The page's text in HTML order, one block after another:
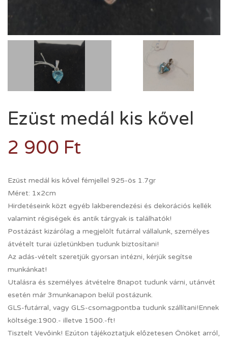
Ezüst medál kis kővel
2 900 Ft
Ezüst medál kis kővel fémjellel 925-ös 1.7gr
Méret: 1x2cm
Hirdetéseink közt egyéb lakberendezési és dekorációs kellék
valamint régiségek és antik tárgyak is találhatók!
Postázást kizárólag a megjelölt futárral vállalunk, személyes
átvételt turai üzletünkben tudunk biztosítani!
Az adás-vételt szeretjük gyorsan intézni, kérjük segítse
munkánkat!
Utalásra és személyes átvételre 8napot tudunk várni, utánvét
esetén már 3munkanapon belül postázunk.
GLS-futárral, vagy GLS-csomagpontba tudunk szállítani!Ennek
költsége:1900.- illetve 1500.-ft!
Tisztelt Vevőink! Ezúton tájékoztatjuk előzetesen Önöket arról,